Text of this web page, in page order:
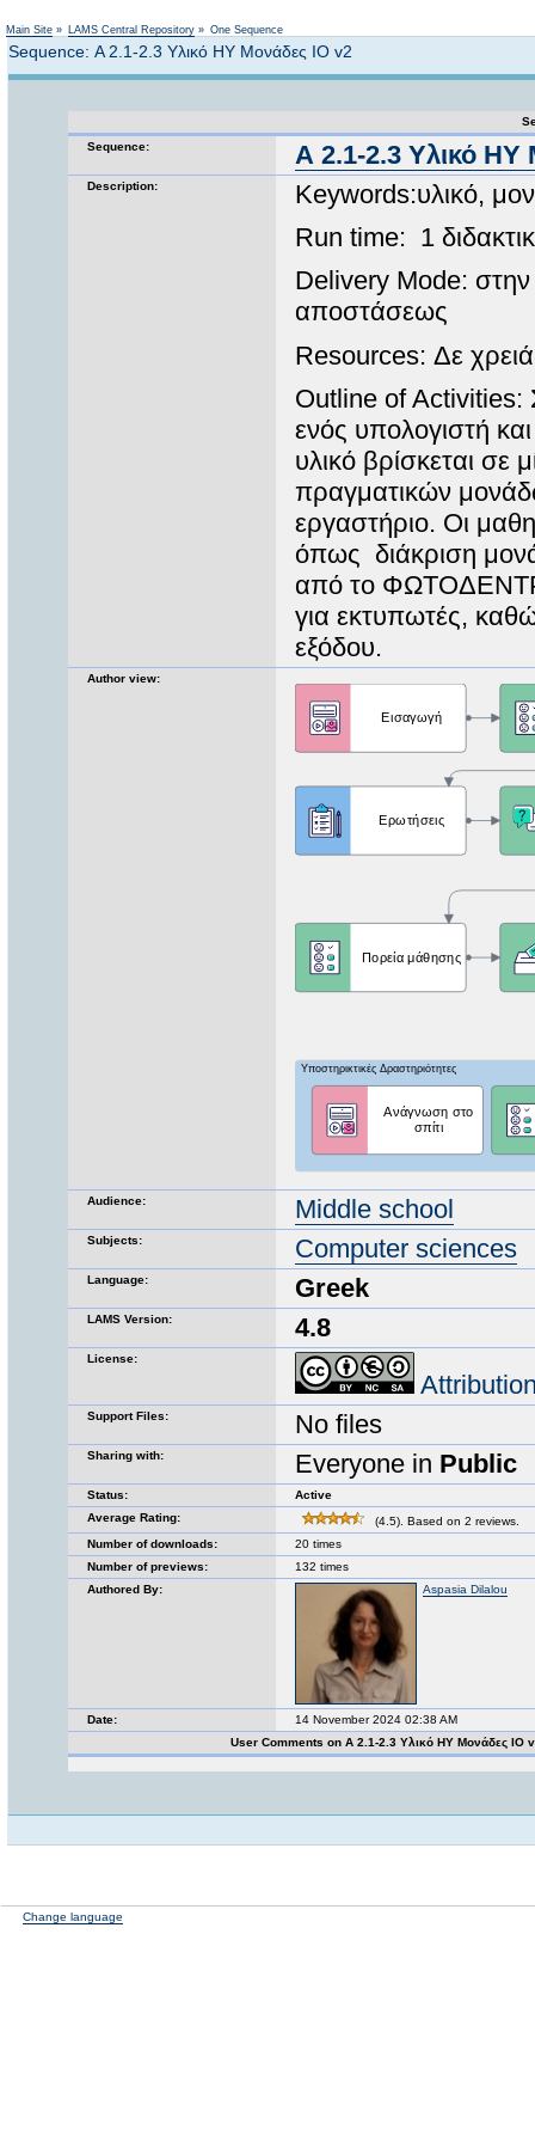
Main Site » LAMS Central Repository » One Sequence
Sequence: Α 2.1-2.3 Υλικό ΗΥ Μονάδες ΙΟ v2
Sequence:
Α 2.1-2.3 Υλικό ΗΥ
Description:
Keywords:υλικό,
Run time: 1
Delivery Mode: στην
αποστάσεως
Resources: Δε
Outline of Activities:
ενός υπολογιστή
υλικό βρίσκεται σε
πραγματικών
εργαστήριο. Οι
όπως διάκριση
από το
για εκτυπωτές,
εξόδου.
Author view:
Audience: Middle school
Subjects: Computer sciences
Language: Greek
LAMS Version: 4.8
License:
Support Files: No files
Sharing with: Everyone in Public
Status:
Active
Average Rating:
(4.5). Based on 2 reviews.
Number of downloads:
20 times
Number of previews:
132 times
Authored By:
Aspasia Dilalou
Date:
14 November 2024 02:38 AM
User Comments on Α 2.1-2.3 Υλικό ΗΥ Μονάδες ΙΟ
Change language